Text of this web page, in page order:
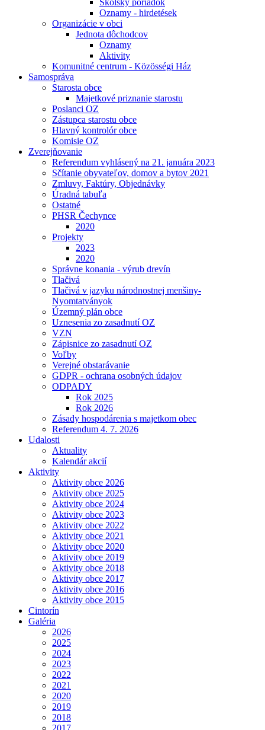
Školský poriadok
Oznamy - hirdetések
Organizácie v obci
Jednota dôchodcov
Oznamy
Aktivity
Komunitné centrum - Közösségi Ház
Samospráva
Starosta obce
Majetkové priznanie starostu
Poslanci OZ
Zástupca starostu obce
Hlavný kontrolór obce
Komisie OZ
Zverejňovanie
Referendum vyhlásený na 21. januára 2023
Sčítanie obyvateľov, domov a bytov 2021
Zmluvy, Faktúry, Objednávky
Úradná tabuľa
Ostatné
PHSR Čechynce
2020
Projekty
2023
2020
Správne konania - výrub drevín
Tlačivá
Tlačivá v jazyku národnostnej menšiny-
Nyomtatványok
Územný plán obce
Uznesenia zo zasadnutí OZ
VZN
Zápisnice zo zasadnutí OZ
Voľby
Verejné obstarávanie
GDPR - ochrana osobných údajov
ODPADY
Rok 2025
Rok 2026
Zásady hospodárenia s majetkom obec
Referendum 4. 7. 2026
Udalosti
Aktuality
Kalendár akcií
Aktivity
Aktivity obce 2026
Aktivity obce 2025
Aktivity obce 2024
Aktivity obce 2023
Aktivity obce 2022
Aktivity obce 2021
Aktivity obce 2020
Aktivity obce 2019
Aktivity obce 2018
Aktivity obce 2017
Aktivity obce 2016
Aktivity obce 2015
Cintorín
Galéria
2026
2025
2024
2023
2022
2021
2020
2019
2018
2017